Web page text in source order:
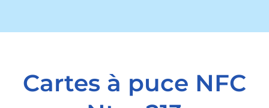
Cartes à puce NFC